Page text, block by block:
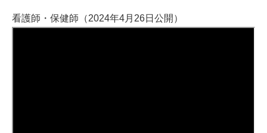
看護師・保健師（2024年4月26日公開）